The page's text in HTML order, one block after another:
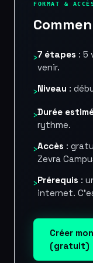
FORMAT &
›7 étapes : 5
venir.
›Niveau :
›Durée
rythme.
›Accès :
Zevra
›Prérequis :
internet.
Créer
(gratuit)